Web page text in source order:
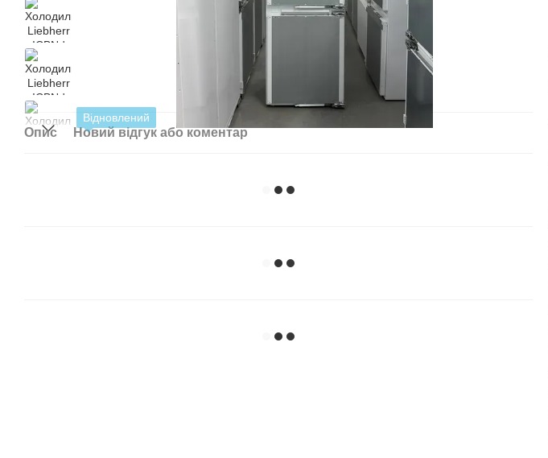
Відновлений
Опис Новий відгук або коментар